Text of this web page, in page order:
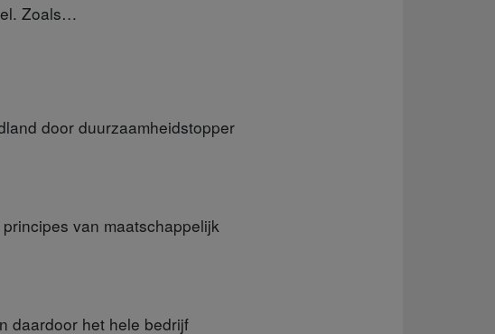
Zoals…
door duurzaamheidstopper
van maatschappelijk
daardoor het hele bedrijf